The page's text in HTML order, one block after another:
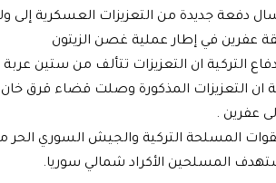
دفعة جديدة من التعزيزات العسكرية إلى
عفرين في إطار عملية غصن الزيتون
التركية ان التعزيزات تتألف من ستين
ان التعزيزات المذكورة وصلت قضاء قرق
عفرين .
المسلحة التركية والجيش السوري
المسلحين الأكراد شمالي سوريا.